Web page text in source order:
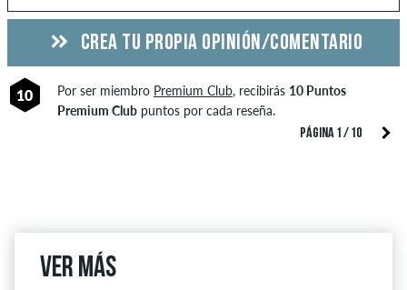
PÁGINA 1 / 10
CREA TU PROPIA OPINIÓN/COMENTARIO
10 Por ser miembro Premium Club, recibirás 10 Puntos
Premium Clubpuntos por cada reseña.
Ver más